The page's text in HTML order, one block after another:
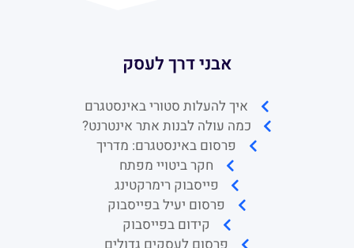
חקר ביטויי מפתח
פרסום יעיל בפייסבוק
קידום בפייסבוק
פרסום לעסקים גדולים
פרסום לעסקים קטנים
פרסום בפייסבוק לעסקים
שירותים